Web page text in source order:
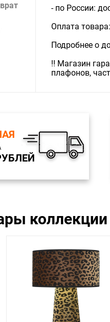
- по России:
Оплата
Подробнее о
‼️ Магазин
плафонов,
коллекции